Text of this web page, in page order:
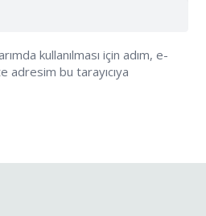
kullanılması için adım, e-
bu tarayıcıya